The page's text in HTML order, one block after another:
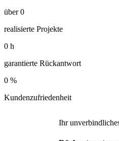
über 0
realisierte Projekte
0 h
garantierte Rückantwort
0 %
Kundenzufriedenheit
Ihr